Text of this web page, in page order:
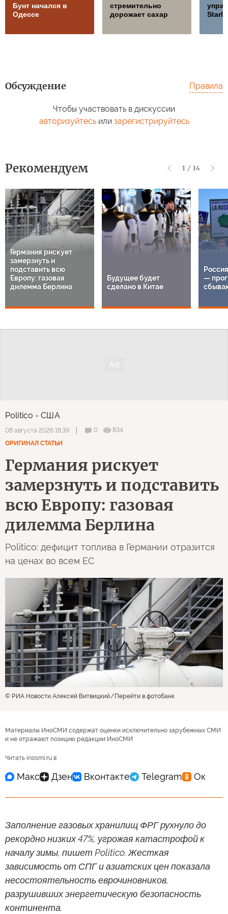
Бунт начался в
Одессе
стремительно
дорожает сахар
Обсуждение Правила
Чтобы участвовать в дискуссии
авторизуйтесьили зарегистрируйтесь
Рекомендуем 1 / 14
Германия рискует
замерзнуть и
подставить всю
Европу: газовая
дилемма Берлина
Будущее будет
сделано в Китае
—
Politico США
08 августа 2026 18:39 0
834
ОРИГИНАЛ СТАТЬИ
Германия рискует
замерзнуть и подставить
всю Европу: газовая
дилемма Берлина
Politico: дефицит топлива в Германии отразится
на ценах во всем ЕС
© РИА Новости Алексей Витвицкий Перейти в фотобанк
Материалы ИноСМИ содержат оценки исключительно зарубежных СМИ
и не отражают позицию редакции ИноСМИ
Читать inosmi.ru в
Заполнение газовых хранилищ ФРГ рухнуло до
рекордно низких 47%, угрожая катастрофой к
началу зимы, пишет Politico. Жесткая
зависимость от СПГ и азиатских цен показала
несостоятельность еврочиновников,
разрушивших энергетическую безопасность
континента.